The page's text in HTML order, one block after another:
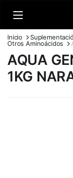
Inicio
Otros Aminoácidos
AQUA
1KG